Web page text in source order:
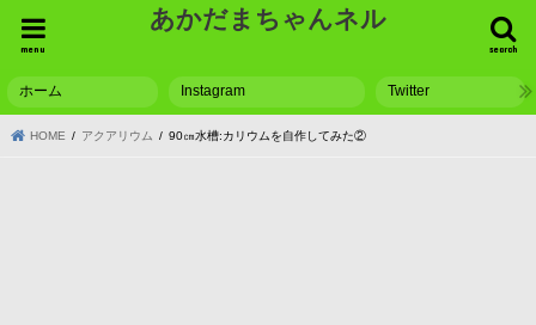
あかだまちゃんネル
search
menu
ホーム Instagram Twitter
HOME アクアリウム 90㎝水槽:カリウムを自作してみた②